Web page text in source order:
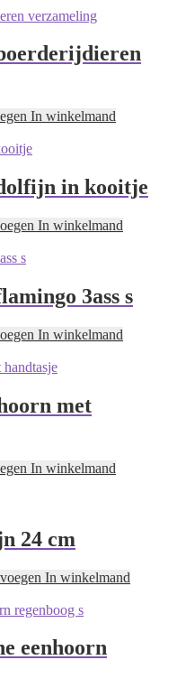
In winkelmand
in kooitje
In winkelmand
3ass s
In winkelmand
met
In winkelmand
24 cm
In winkelmand
eenhoorn